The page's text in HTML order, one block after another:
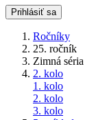
Prihlásiť sa
Ročníky
25. ročník
Zimná séria
2. kolo
1. kolo
2. kolo
3. kolo